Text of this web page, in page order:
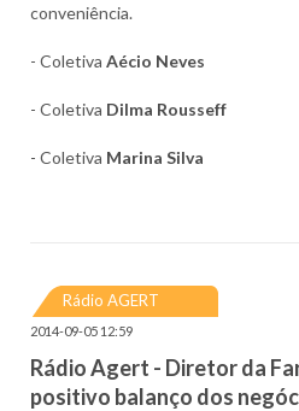
conveniência.
- Coletiva Aécio Neves
- Coletiva Dilma Rousseff
- Coletiva Marina Silva
Rádio AGERT
2014-09-05 12:59
Rádio Agert - Diretor da
positivo balanço dos